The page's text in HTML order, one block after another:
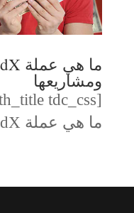
ومشاريعها
ما هي عملة dYdX؟ وما هي أهدافها...